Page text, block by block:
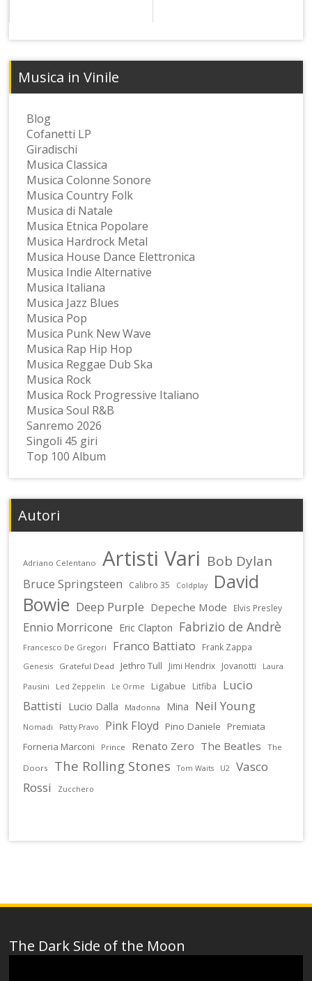
Musica in Vinile
Blog
Cofanetti LP
Giradischi
Musica Classica
Musica Colonne Sonore
Musica Country Folk
Musica di Natale
Musica Etnica Popolare
Musica Hardrock Metal
Musica House Dance Elettronica
Musica Indie Alternative
Musica Italiana
Musica Jazz Blues
Musica Pop
Musica Punk New Wave
Musica Rap Hip Hop
Musica Reggae Dub Ska
Musica Rock
Musica Rock Progressive Italiano
Musica Soul R&B
Sanremo 2026
Singoli 45 giri
Top 100 Album
Autori
Adriano Celentano Artisti Vari Bob Dylan
Bruce Springsteen Calibro 35 Coldplay
David
Bowie Deep Purple Depeche Mode Elvis Presley
Ennio Morricone Eric Clapton Fabrizio de Andrè
Francesco De Gregori Franco Battiato Frank Zappa
Genesis Grateful Dead Jethro Tull Jimi Hendrix Jovanotti
Laura
Pausini
Led Zeppelin Le Orme Ligabue Litfiba
Lucio
Battisti
Lucio Dalla Madonna Mina Neil Young
Nomadi Patty Pravo Pink Floyd Pino Daniele
Premiata
Forneria Marconi
Prince Renato Zero The Beatles
The
Doors
The Rolling Stones Tom Waits U2
Vasco
Rossi
Zucchero
The Dark Side of the Moon